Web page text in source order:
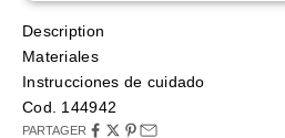
Description
Materiales
Instrucciones de cuidado
Cod. 144942
PARTAGER